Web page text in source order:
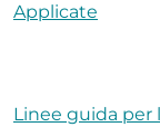
Applicate
Linee guida per